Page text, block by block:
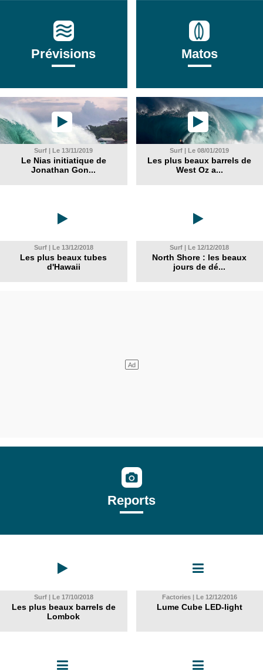
Prévisions Matos
Surf | Le 13/11/2019
Le Nias initiatique de
Jonathan Gon...
Surf | Le 08/01/2019
Les plus beaux barrels de
West Oz a...
Surf | Le 13/12/2018
Les plus beaux tubes
d'Hawaii
Surf | Le 12/12/2018
North Shore : les beaux
jours de dé...
Reports
Surf | Le 17/10/2018
Les plus beaux barrels de
Lombok
Factories | Le 12/12/2016
Lume Cube LED-light